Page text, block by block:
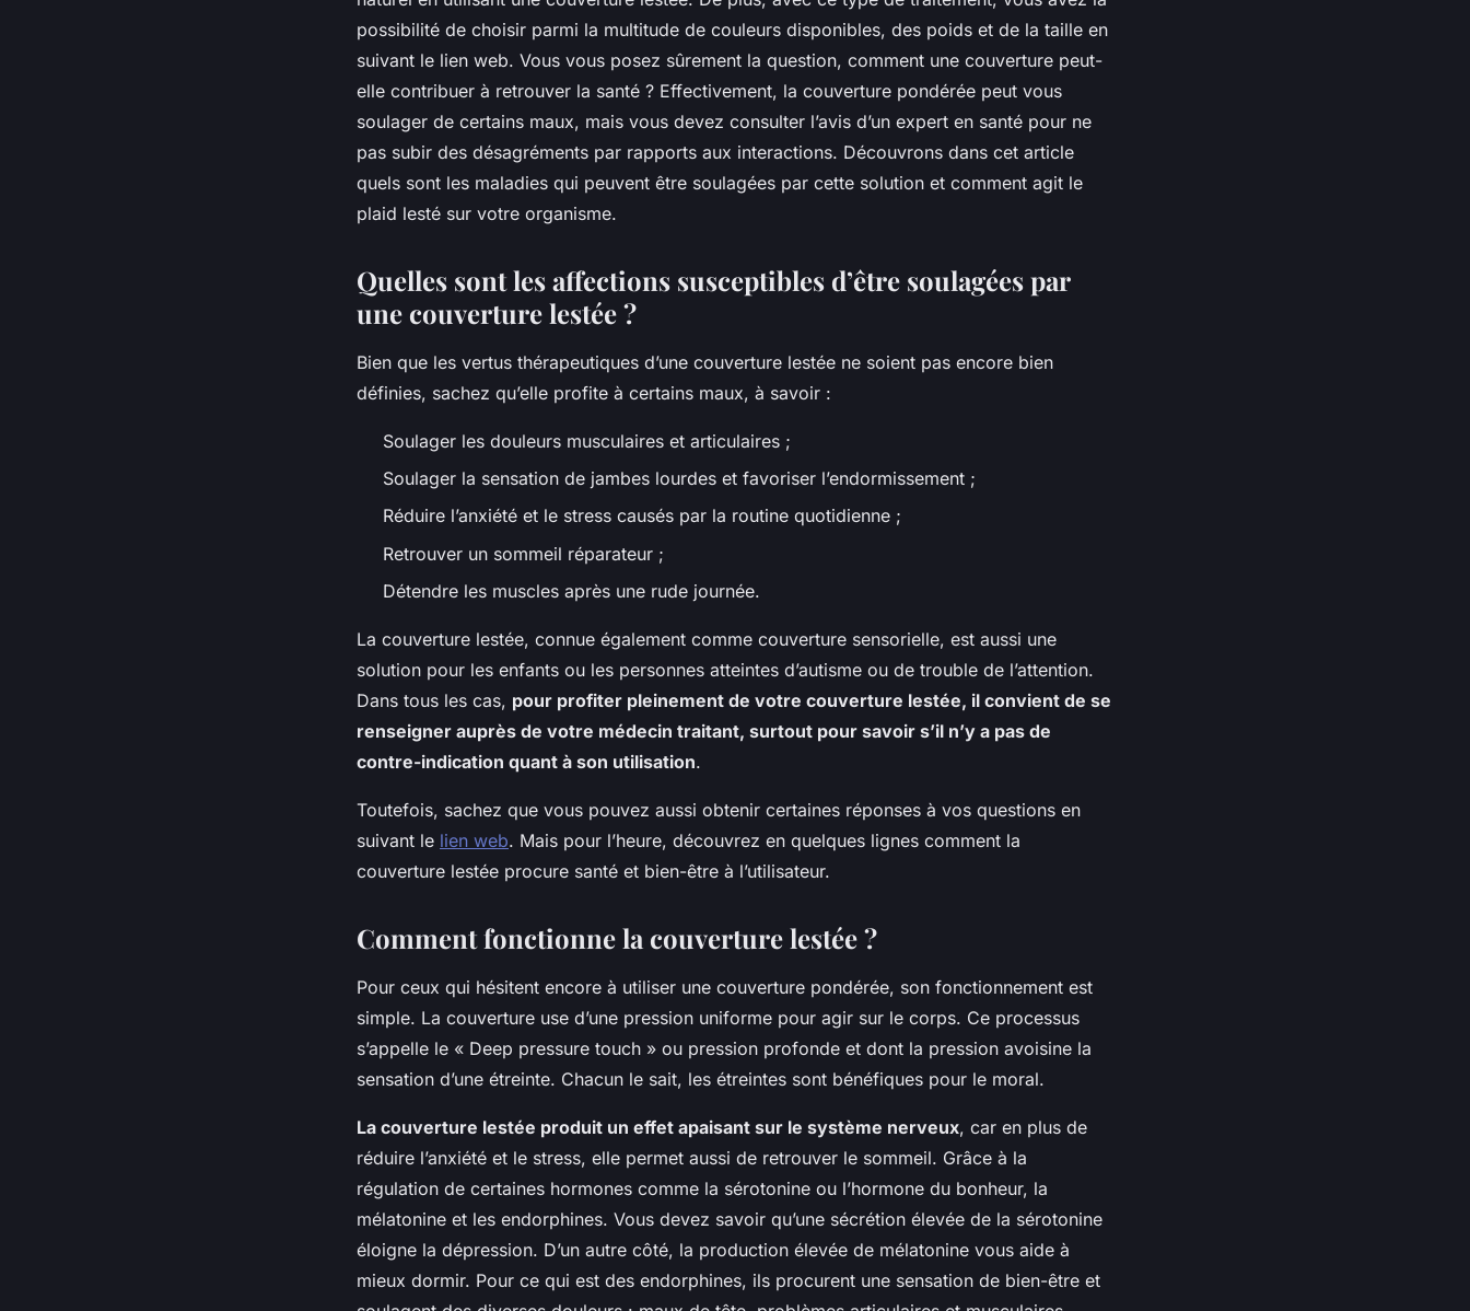
possibilité de choisir parmi la multitude de couleurs disponibles, des poids et de la taille en
suivant le lien web. Vous vous posez sûrement la question, comment une couverture peut-
elle contribuer à retrouver la santé ? Effectivement, la couverture pondérée peut vous
soulager de certains maux, mais vous devez consulter l’avis d’un expert en santé pour ne
pas subir des désagréments par rapports aux interactions. Découvrons dans cet article
quels sont les maladies qui peuvent être soulagées par cette solution et comment agit le
plaid lesté sur votre organisme.
Quelles sont les affections susceptibles d’être soulagées par
une couverture lestée ?
Bien que les vertus thérapeutiques d’une couverture lestée ne soient pas encore bien
définies, sachez qu’elle profite à certains maux, à savoir :
Soulager les douleurs musculaires et articulaires ;
Soulager la sensation de jambes lourdes et favoriser l’endormissement ;
Réduire l’anxiété et le stress causés par la routine quotidienne ;
Retrouver un sommeil réparateur ;
Détendre les muscles après une rude journée.
La couverture lestée, connue également comme couverture sensorielle, est aussi une
solution pour les enfants ou les personnes atteintes d’autisme ou de trouble de l’attention.
Dans tous les cas, pour profiter pleinement de votre couverture lestée, il convient de se
renseigner auprès de votre médecin traitant, surtout pour savoir s’il n’y a pas de
contre-indication quant à son utilisation.
Toutefois, sachez que vous pouvez aussi obtenir certaines réponses à vos questions en
suivant le lien web. Mais pour l’heure, découvrez en quelques lignes comment la
couverture lestée procure santé et bien-être à l’utilisateur.
Comment fonctionne la couverture lestée ?
Pour ceux qui hésitent encore à utiliser une couverture pondérée, son fonctionnement est
simple. La couverture use d’une pression uniforme pour agir sur le corps. Ce processus
s’appelle le « Deep pressure touch » ou pression profonde et dont la pression avoisine la
sensation d’une étreinte. Chacun le sait, les étreintes sont bénéfiques pour le moral.
La couverture lestée produit un effet apaisant sur le système nerveux, car en plus de
réduire l’anxiété et le stress, elle permet aussi de retrouver le sommeil. Grâce à la
régulation de certaines hormones comme la sérotonine ou l’hormone du bonheur, la
mélatonine et les endorphines. Vous devez savoir qu’une sécrétion élevée de la sérotonine
éloigne la dépression. D’un autre côté, la production élevée de mélatonine vous aide à
mieux dormir. Pour ce qui est des endorphines, ils procurent une sensation de bien-être et